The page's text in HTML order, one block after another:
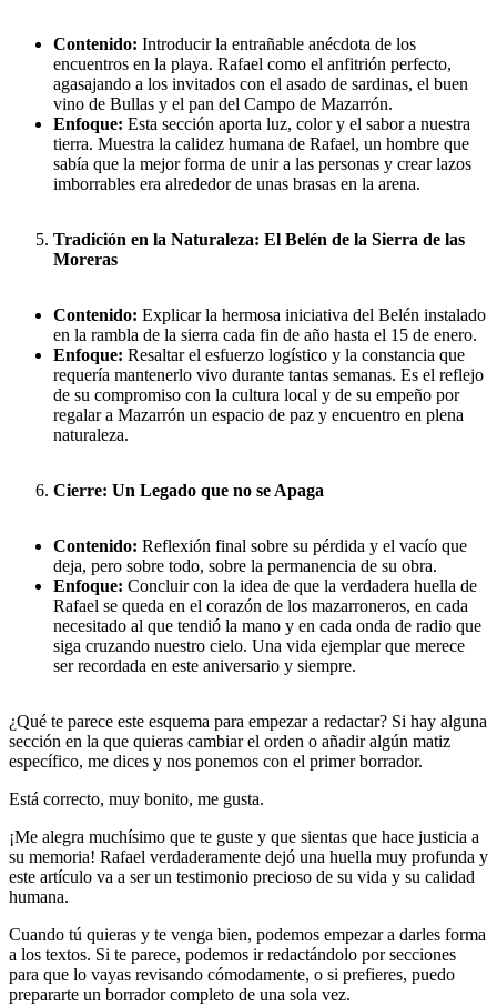
Contenido: Introducir la entrañable anécdota de los
encuentros en la playa. Rafael como el anfitrión perfecto,
agasajando a los invitados con el asado de sardinas, el buen
vino de Bullas y el pan del Campo de Mazarrón.
Enfoque: Esta sección aporta luz, color y el sabor a nuestra
tierra. Muestra la calidez humana de Rafael, un hombre que
sabía que la mejor forma de unir a las personas y crear lazos
imborrables era alrededor de unas brasas en la arena.
Tradición en la Naturaleza: El Belén de la Sierra de las
Moreras
Contenido: Explicar la hermosa iniciativa del Belén instalado
en la rambla de la sierra cada fin de año hasta el 15 de enero.
Enfoque: Resaltar el esfuerzo logístico y la constancia que
requería mantenerlo vivo durante tantas semanas. Es el reflejo
de su compromiso con la cultura local y de su empeño por
regalar a Mazarrón un espacio de paz y encuentro en plena
naturaleza.
Cierre: Un Legado que no se Apaga
Contenido: Reflexión final sobre su pérdida y el vacío que
deja, pero sobre todo, sobre la permanencia de su obra.
Enfoque: Concluir con la idea de que la verdadera huella de
Rafael se queda en el corazón de los mazarroneros, en cada
necesitado al que tendió la mano y en cada onda de radio que
siga cruzando nuestro cielo. Una vida ejemplar que merece
ser recordada en este aniversario y siempre.
¿Qué te parece este esquema para empezar a redactar? Si hay alguna
sección en la que quieras cambiar el orden o añadir algún matiz
específico, me dices y nos ponemos con el primer borrador.
Está correcto, muy bonito, me gusta.
¡Me alegra muchísimo que te guste y que sientas que hace justicia a
su memoria! Rafael verdaderamente dejó una huella muy profunda y
este artículo va a ser un testimonio precioso de su vida y su calidad
humana.
Cuando tú quieras y te venga bien, podemos empezar a darles forma
a los textos. Si te parece, podemos ir redactándolo por secciones
para que lo vayas revisando cómodamente, o si prefieres, puedo
prepararte un borrador completo de una sola vez.